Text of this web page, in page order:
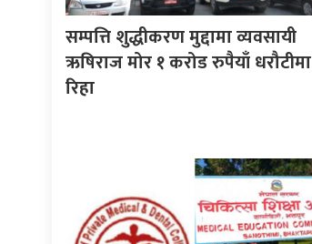
सम्पत्ति शुद्धीकरण मुद्दामा व्यवसायी
ऋषिराज मोर १ करोड रुपैयाँ धरौटीमा
रिहा